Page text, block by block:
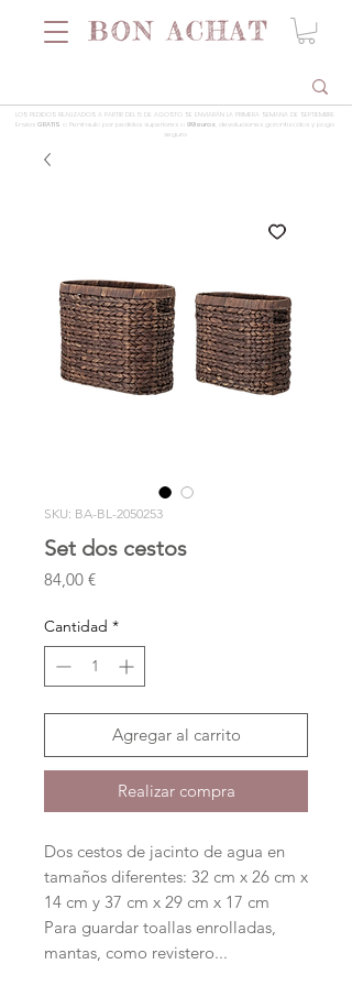
LOS PEDIDOS REALIZADOS A PARTIR DEL 5 DE AGOSTO SE ENVIARÁN LA PRIMERA SEMANA DE SEPTIEMBRE
Envios GRATIS a Península por pedidos superiores a 99 euros , devoluciones garantizadas y pago
seguro
SKU: BA-BL-2050253
Set dos cestos
84,00 €Precio
Cantidad *
Agregar al carrito
Realizar compra
Dos cestos de jacinto de agua en
tamaños diferentes: 32 cm x 26 cm x
14 cm y 37 cm x 29 cm x 17 cm
Para guardar toallas enrolladas,
mantas, como revistero...